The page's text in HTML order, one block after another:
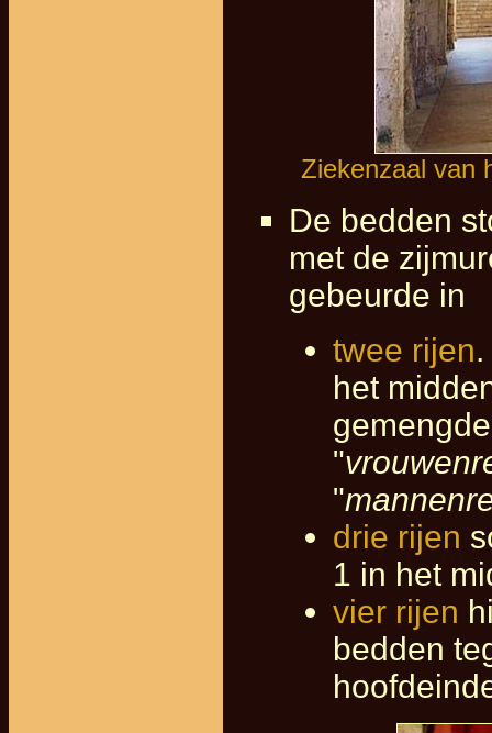
Ziekenzaal van
De bedden
met de
gebeurde in
twee rijen
het
"
"
drie rijen
1 in het
vier rijen
bedden